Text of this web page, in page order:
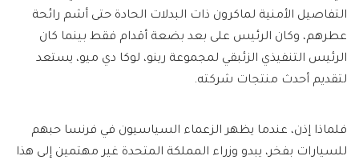
التفاصيل الأمنية لماكرون ذات البدلات الحادة حتى أشم رائحة
عطرهم، وكان الرئيس على بعد بضعة أقدام فقط بينما كان
الرئيس التنفيذي الزئبقي لمجموعة رينو، لوكا دي ميو، يستعد
لتقديم أحدث منتجات شركته.
فلماذا إذن، عندما يظهر الزعماء السياسيون في فرنسا حبهم
للسيارات بفخر، يبدو وزراء المملكة المتحدة غير مهتمين إلى هذا